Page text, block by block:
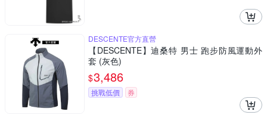
DESCENTE官方直營
【DESCENTE】迪桑特 男士 跑步防風運動外
套 (灰色)
$3,486
挑戰低價 券